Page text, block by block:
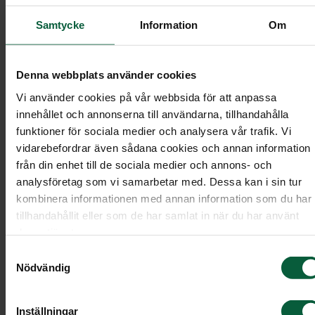
Samtycke Information Om
Denna webbplats använder cookies
Vi använder cookies på vår webbsida för att anpassa
innehållet och annonserna till användarna, tillhandahålla
funktioner för sociala medier och analysera vår trafik. Vi
vidarebefordrar även sådana cookies och annan information
från din enhet till de sociala medier och annons- och
analysföretag som vi samarbetar med. Dessa kan i sin tur
kombinera informationen med annan information som du har
tillhandahållit eller som de har samlat in när du har använt
Nödvändig
Inställningar
Särskilt om Mina sidor
Särskilt om direktsända ceremonier
Särskilt om Vita Arkivet
Särskilt om Aktivering av